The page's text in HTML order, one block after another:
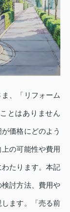
、「リフォーム
とはありません
価格にどのよう
の可能性や費用
たります。本記
討方法、費用や
ます。「売る前